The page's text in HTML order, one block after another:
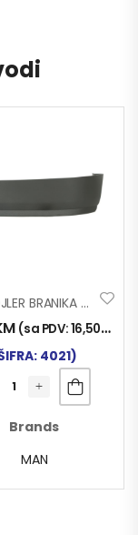
SPOJLER BRANIKA MAN TGS TKZ. GOLUB LIJ
(sa PDV:16,50KM
4021)
Brands
MAN